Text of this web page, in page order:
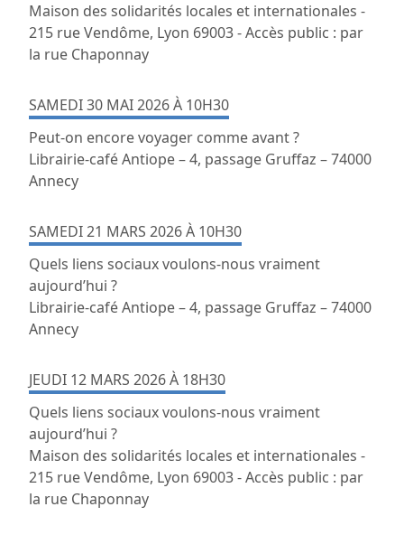
Maison des solidarités locales et internationales -
215 rue Vendôme, Lyon 69003 - Accès public : par
la rue Chaponnay
SAMEDI 30 MAI 2026 À 10H30
Peut-on encore voyager comme avant ?
Librairie-café Antiope – 4, passage Gruffaz – 74000
Annecy
SAMEDI 21 MARS 2026 À 10H30
Quels liens sociaux voulons-nous vraiment
aujourd’hui ​?
Librairie-café Antiope – 4, passage Gruffaz – 74000
Annecy
JEUDI 12 MARS 2026 À 18H30
Quels liens sociaux voulons-nous vraiment
aujourd’hui ​?
Maison des solidarités locales et internationales -
215 rue Vendôme, Lyon 69003 - Accès​ public : par
la rue Chaponnay